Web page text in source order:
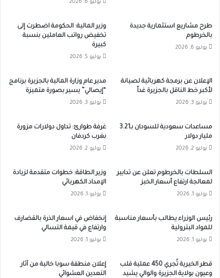
يوليو 6, 2026
طرح مشاريع استثمارية جديدة
بالخرطوم
يوليو 6, 2026
وزير المالية: الحكومة اضطرت إلى
تخفيض رواتب العاملين بنسبة
كبيرة
يوليو 5, 2026
الإعلان عن برمجة كهربائية لصيانة
لأكبر خط الناقل بالجزيرة غداً
يوليو 3, 2026
مدير عام وزارة المالية بالجزيرة برنامج
“إيصالي” يسير بصورة متميزة
يوليو 3, 2026
مساعدات سعودية للسودان بـ3.21
مليار دولار
يوليو 2, 2026
غرفة طوارئ: تداول دولارات مزورة
بغرب كردفان
يوليو 2, 2026
السلطات بالخرطوم تعلن عن تدابير
لمعالجة ارتفاع أسعار الخبز
يوليو 1, 2026
وزير الطاقة: خطوات متقدمة لزيادة
الإمداد الكهربائي
يوليو 1, 2026
رئيس الوزراء يطالب بأسعار مناسبة
للمواد البترولية
يوليو 1, 2026
إنخفاض في اسعار الذرة بالقضارف
وارتفاع في قيمة التسالي
يوليو 1, 2026
قطر الخيرية تُجري 450 عملية قلب
وعيون بولاية الجزيرة والوالي يشيد
إعلان منطقة سوبا خالية من آثار
التعدين العشوائي